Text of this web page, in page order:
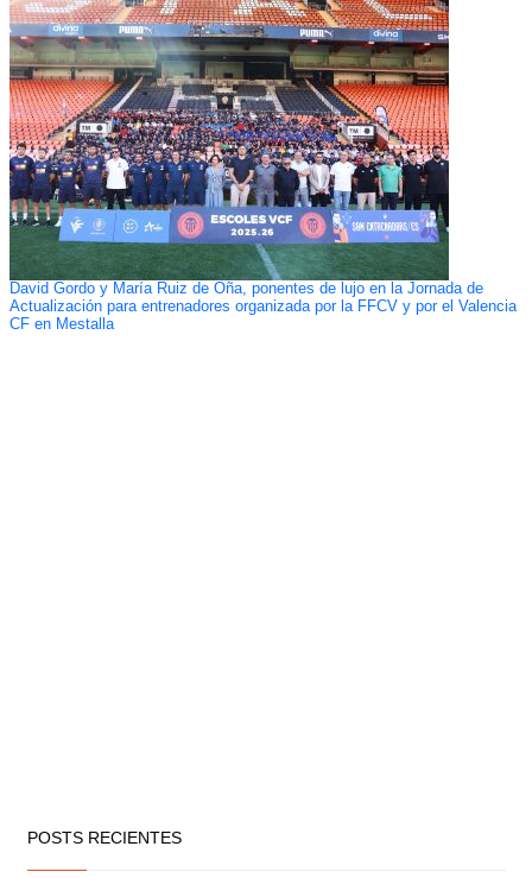
David Gordo y María Ruiz de Oña, ponentes de lujo en la Jornada de
Actualización para entrenadores organizada por la FFCV y por el Valencia
CF en Mestalla
POSTS RECIENTES